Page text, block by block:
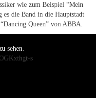
wie zum Beispiel “Mein
die Band in die Hauptstadt
Queen” von ABBA.
sehen.
s